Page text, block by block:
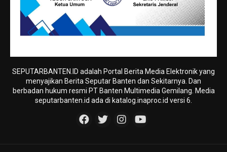
SEPUTARBANTEN.ID adalah Portal Berita Media Elektronik yang
menyajikan Berita Seputar Banten dan Sekitarnya. Dan
berbadan hukum resmi PT Banten Multimedia Gemilang. Media
seputarbanten.id ada di katalog.inaproc.id versi 6.